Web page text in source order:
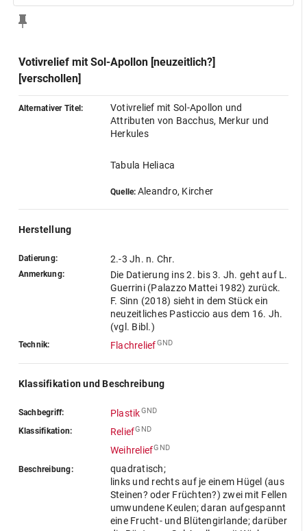
Votivrelief mit Sol-Apollon [neuzeitlich?]
[verschollen]
Alternativer Titel:
Votivrelief mit Sol-Apollon und
Attributen von Bacchus, Merkur und
Herkules
Tabula Heliaca
Quelle: Aleandro, Kircher
Herstellung
Datierung: 2.-3 Jh. n. Chr.
Anmerkung:
Die Datierung ins 2. bis 3. Jh. geht auf L.
Guerrini (Palazzo Mattei 1982) zurück.
F. Sinn (2018) sieht in dem Stück ein
neuzeitliches Pasticcio aus dem 16. Jh.
(vgl. Bibl.)
Technik: FlachreliefGND
Klassifikation und Beschreibung
Sachbegriff: PlastikGND
Klassifikation: ReliefGND
WeihreliefGND
Beschreibung:
quadratisch;
links und rechts auf je einem Hügel (aus
Steinen? oder Früchten?) zwei mit Fellen
umwundene Keulen; daran aufgespannt
eine Frucht- und Blütengirlande; darüber